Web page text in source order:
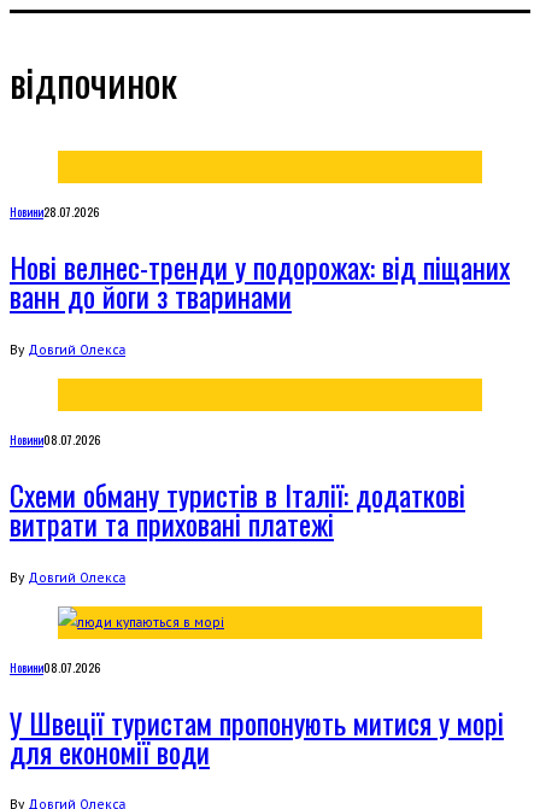
відпочинок
Новини28.07.2026
Нові велнес-тренди у подорожах: від піщаних
ванн до йоги з тваринами
By Довгий Олекса
Новини08.07.2026
Схеми обману туристів в Італії: додаткові
витрати та приховані платежі
By Довгий Олекса
Новини08.07.2026
У Швеції туристам пропонують митися у морі
для економії води
By Довгий Олекса